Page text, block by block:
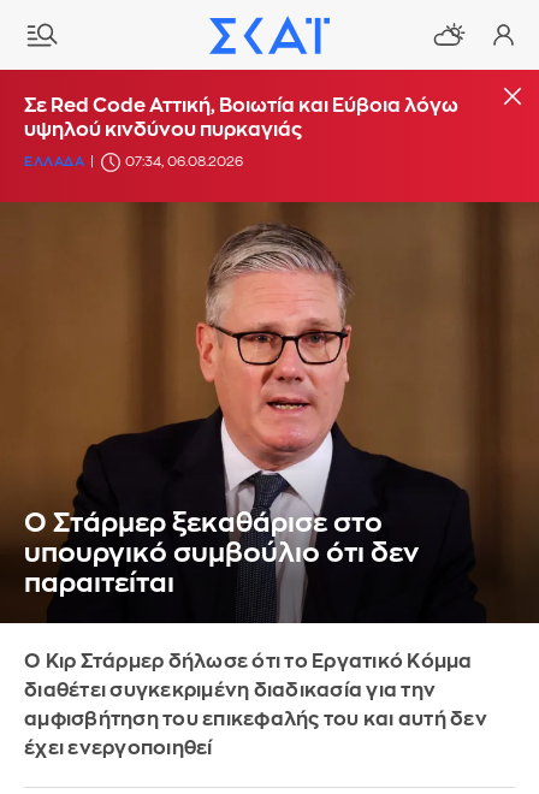
Σε Red Code Αττική, Βοιωτία και Εύβοια λόγω
υψηλού κινδύνου πυρκαγιάς
ΕΛΛΑΔΑ 07:34, 06.08.2026
Ο Στάρμερ ξεκαθάρισε στο
υπουργικό συμβούλιο ότι δεν
παραιτείται
Ο Κιρ Στάρμερ δήλωσε ότι το Εργατικό Κόμμα
διαθέτει συγκεκριμένη διαδικασία για την
αμφισβήτηση του επικεφαλής του και αυτή δεν
έχει ενεργοποιηθεί